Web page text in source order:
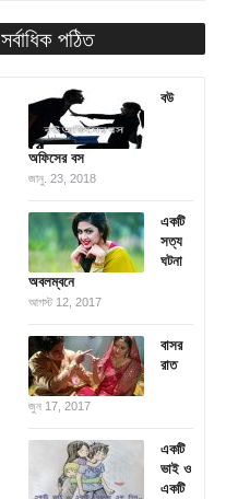
সর্বাধিক পঠিত
বউ
অফিসের বস
জানু. 23, 2018
একটি
সত্য
ঘটনা
অবলম্বনে
আগস্ট 12, 2017
বাসর
রাত
জুন 17, 2017
একটি
ভাই ও
একটি